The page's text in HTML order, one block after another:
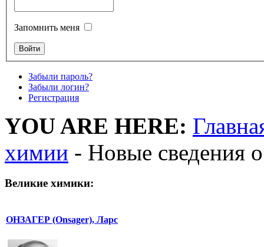
Запомнить меня
Забыли пароль?
Забыли логин?
Регистрация
YOU ARE HERE:
химии - Новые сведения
Великие химики:
ОНЗАГЕР (Onsager), Ларс